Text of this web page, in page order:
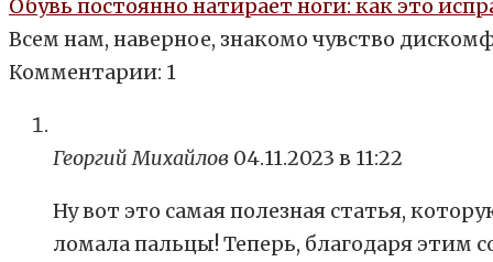
Обувь постоянно натирает ноги: как это
Всем нам, наверное, знакомо чувство
Комментарии: 1
Георгий Михайлов 04.11.2023 в 11:22
Ну вот это самая полезная статья,
ломала пальцы! Теперь, благодаря